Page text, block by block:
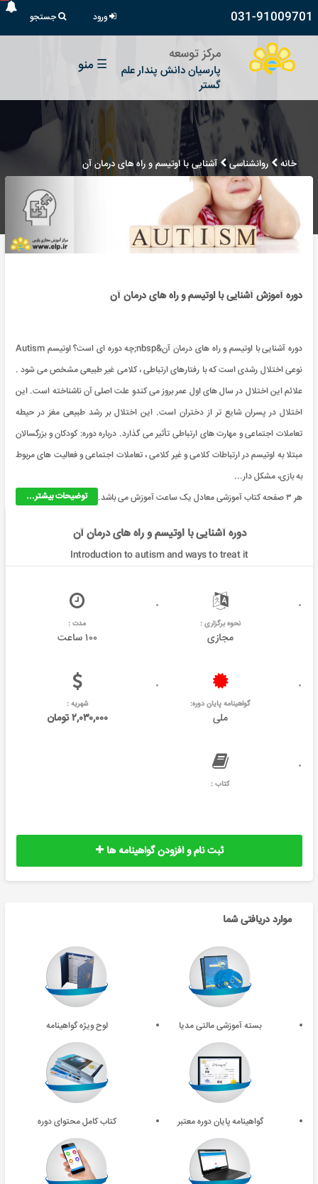
031-91009701 ورود جستجو
مرکز توسعه
پارسیان دانش پندار علم
گستر
☰ منو
خانه روانشناسی آشنایی با اوتیسم و راه های درمان آن
دوره آموزش آشنایی با اوتیسم و راه های درمان آن
دوره آشنایی با اوتیسم و راه های درمان آن&nbsp;چه دوره ای است؟ اوتیسم Autism
نوعی اختلال رشدی است كه با رفتارهای ارتباطی ، كلامی غیر طبیعی مشخص می شود .
علائم این اختلال در سال های اول عمر بروز می كندو علت اصلی آن ناشناخته است. این
اختلال در پسران شایع تر از دختران است. این اختلال بر رشد طبیعی مغز در حیطه
تعاملات اجتماعی و مهارت های ارتباطی تأثیر می گذارد. درباره دوره: كودكان و بزرگسالان
مبتلا به اوتیسم در ارتباطات كلامی و غیر كلامی ، تعاملات اجتماعی و فعالیت های مربوط
به بازی، مشكل دار...
توضیحات بیشتر...
هر ۳ صفحه کتاب آموزشی معادل یک ساعت آموزش می باشد.
دوره آشنایی با اوتیسم و راه های درمان آن
Introduction to autism and ways to treat it
نحوه برگزاری :
مجازی
مدت :
۱۰۰ ساعت
گواهینامه پایان دوره:
ملی
شهریه :
۲,۰۳۰,۰۰۰ تومان
کتاب :
ثبت نام و افزودن گواهینامه ها
موارد دریافتی شما
بسته آموزشی مالتی مدیا لوح ویژه گواهینامه
گواهینامه پایان دوره معتبر کتاب کامل محتوای دوره